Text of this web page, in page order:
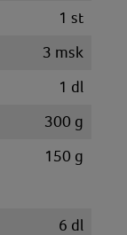
1 st
3 msk
1 dl
300 g
150 g
6 dl